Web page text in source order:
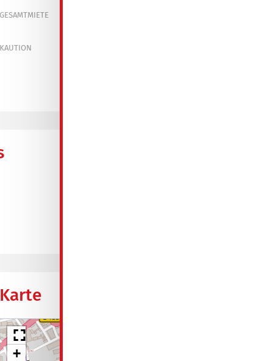
GESAMTMIETE
KAUTION
Karte
+